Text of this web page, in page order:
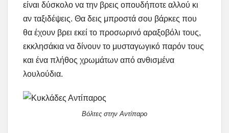
είναι δύσκολο να την βρεις οπουδήποτε αλλού κι
αν ταξιδέψεις. Θα δεις μπροστά σου βάρκες που
θα έχουν βρει εκεί το προσωρινό αραξοβόλι τους,
εκκλησάκια να δίνουν το μυσταγωγικό παρόν τους
και ένα πλήθος χρωμάτων από ανθισμένα
λουλούδια.
Βόλτες στην Αντίπαρο